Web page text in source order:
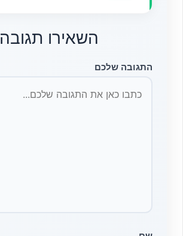
השאירו תגובה
התגובה שלכם